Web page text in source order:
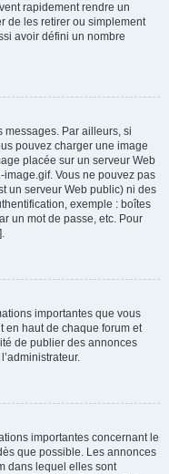
rapidement rendre un
de les retirer ou simplement
avoir défini un nombre
messages. Par ailleurs, si
pouvez charger une image
placée sur un serveur Web
Vous ne pouvez pas
un serveur Web public) ni des
exemple : boîtes
un mot de passe, etc. Pour
importantes que vous
en haut de chaque forum et
de publier des annonces
importantes concernant le
que possible. Les annonces
dans lequel elles sont